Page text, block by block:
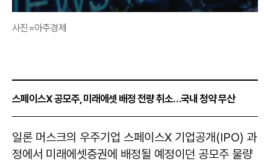
사진=아주경제
스페이스X 공모주, 미래에셋 배정 전량 취소…국내 청약 무산
일론 머스크의 우주기업 스페이스X 기업공개(IPO) 과
정에서 미래에셋증권에 배정될 예정이던 공모주 물량